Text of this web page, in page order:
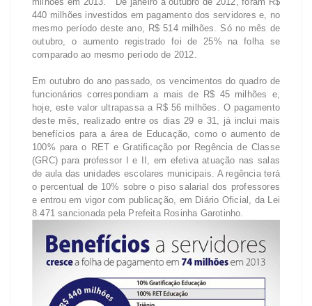
440 milhões investidos em pagamento dos servidores e, no
mesmo período deste ano, R$ 514 milhões. Só no mês de
outubro, o aumento registrado foi de 25% na folha se
comparado ao mesmo período de 2012.
Em outubro do ano passado, os vencimentos do quadro de
funcionários correspondiam a mais de R$ 45 milhões e,
hoje, este valor ultrapassa a R$ 56 milhões. O pagamento
deste mês, realizado entre os dias 29 e 31, já inclui mais
benefícios para a área de Educação, como o aumento de
100% para o RET e Gratificação por Regência de Classe
(GRC) para professor I e II, em efetiva atuação nas salas
de aula das unidades escolares municipais. A regência terá
o percentual de 10% sobre o piso salarial dos professores
e entrou em vigor com publicação, em Diário Oficial, da Lei
8.471 sancionada pela Prefeita Rosinha Garotinho.